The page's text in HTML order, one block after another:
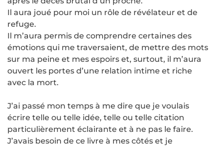
Il aura joué pour moi un rôle de révélateur et de
refuge.
Il m’aura permis de comprendre certaines des
émotions qui me traversaient, de mettre des mots
sur ma peine et mes espoirs et, surtout, il m’aura
ouvert les portes d’une relation intime et riche
avec la mort.
J’ai passé mon temps à me dire que je voulais
écrire telle ou telle idée, telle ou telle citation
particulièrement éclairante et à ne pas le faire.
J’avais besoin de ce livre à mes côtés et je